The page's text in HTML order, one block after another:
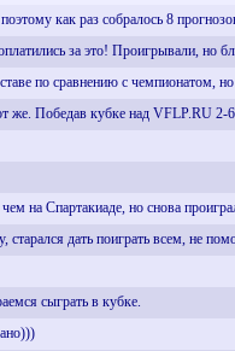
как раз собралось 8
за это! Проигрывали, но
по сравнению с чемпионатом,
же. Победав кубке над VFLP.RU 2-
на Спартакиаде, но снова
дать поиграть всем, не
сыграть в кубке.